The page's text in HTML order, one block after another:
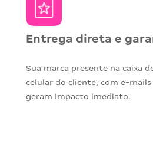
Entrega direta e
Sua marca presente na caixa
celular do cliente, com e-
geram impacto imediato.